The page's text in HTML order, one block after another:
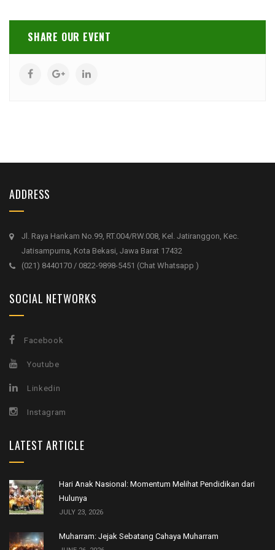
SHARE OUR EVENT
ADDRESS
Jl. Raya Hankam No.99, RT.004/RW.008, Kel. Jatiranggon, Kec.
Jatisampurna, Kota Bekasi, Jawa Barat 17432
(021) 8440170 / 0822-9898-5451 (Chat Whatsapp )
SOCIAL NETWORKS
Facebook
Youtube
Linkedin
Instagram
LATEST ARTICLE
Hari Anak Nasional: Momentum Melihat Pendidikan dari
Hulunya
JULY 23, 2026
Muharram: Jejak Sebatang Cahaya Muharram